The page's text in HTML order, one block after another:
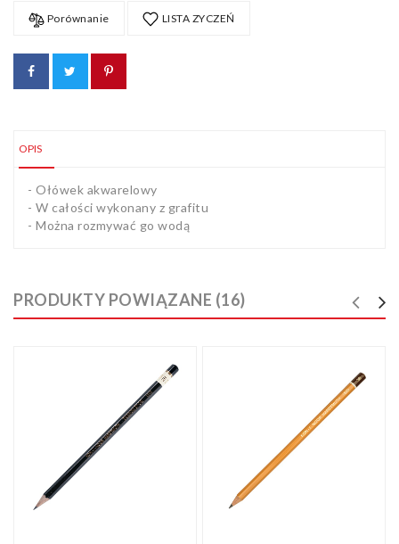
Porównanie LISTA ZYCZEŃ
OPIS
- Ołówek akwarelowy
- W całości wykonany z grafitu
- Można rozmywać go wodą
PRODUKTY POWIĄZANE (16)